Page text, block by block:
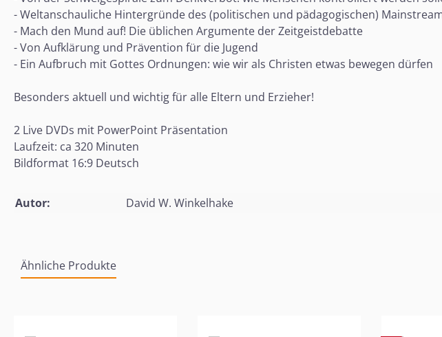
- Weltanschauliche Hintergründe des (politischen und pädagogischen)
- Mach den Mund auf! Die üblichen Argumente der Zeitgeistdebatte
- Von Aufklärung und Prävention für die Jugend
- Ein Aufbruch mit Gottes Ordnungen: wie wir als Christen etwas bewegen dürfen
Besonders aktuell und wichtig für alle Eltern und Erzieher!
2 Live DVDs mit PowerPoint Präsentation
Laufzeit: ca 320 Minuten
Bildformat 16:9 Deutsch
Autor: David W. Winkelhake
Ähnliche Produkte